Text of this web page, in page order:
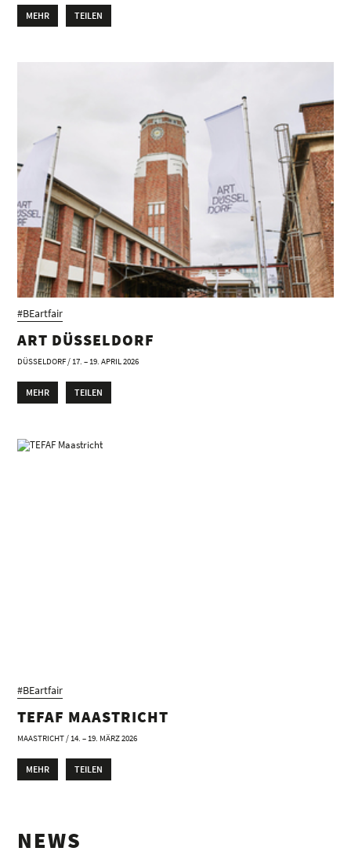
MEHR TEILEN
#BEartfair
ART DÜSSELDORF
DÜSSELDORF / 17. – 19. APRIL 2026
MEHR TEILEN
#BEartfair
TEFAF MAASTRICHT
MAASTRICHT / 14. – 19. MÄRZ 2026
MEHR TEILEN
NEWS